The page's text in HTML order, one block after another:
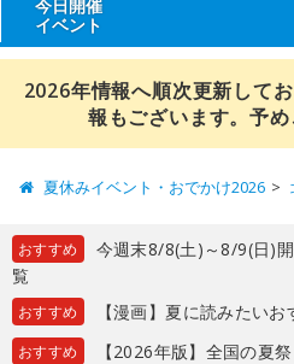
今日開催
イベント
2026年情報へ順次更新して
報もございます。予め
夏休みイベント・おでかけ2026
おすすめ
今週末8/8(土)～8/9(日)
覧
おすすめ 【漫画】夏に読みたい
おすすめ
【2026年版】全国の夏